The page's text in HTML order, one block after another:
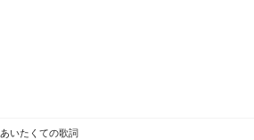
あいたくての歌詞